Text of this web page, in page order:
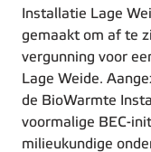
Installatie Lage
gemaakt om af te
vergunning voor
Lage Weide.
de BioWarmte
voormalige BEC-
milieukundige